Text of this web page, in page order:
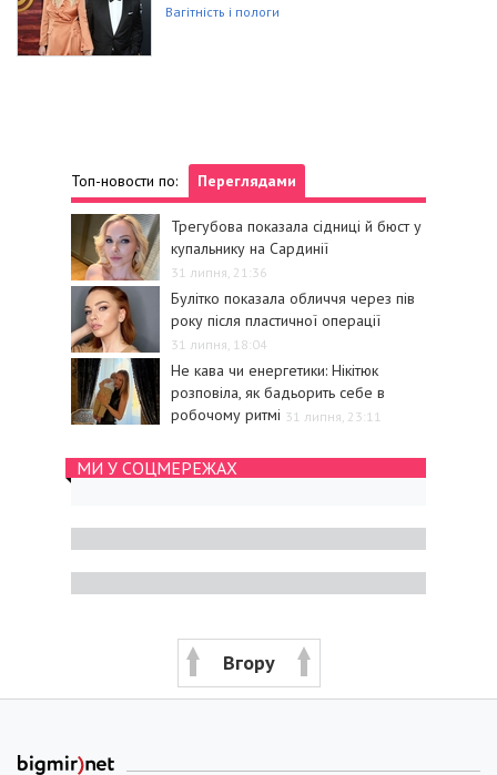
Вагітність і пологи
Топ-новости по: Переглядами
Трегубова показала сідниці й бюст у
купальнику на Сардинії
31 липня, 21:36
Булітко показала обличчя через пів
року після пластичної операції
31 липня, 18:04
Не кава чи енергетики: Нікітюк
розповіла, як бадьорить себе в
робочому ритмі 31 липня, 23:11
МИ У СОЦМЕРЕЖАХ
Вгору